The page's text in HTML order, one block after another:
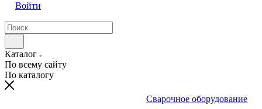
Войти
Каталог
По всему сайту
По каталогу
Сварочное оборудование